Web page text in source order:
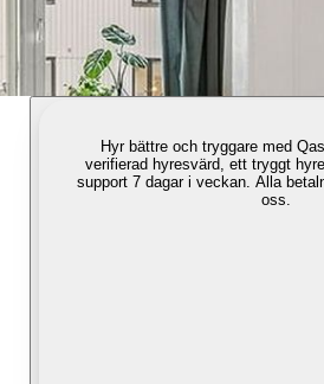
Hyr bättre och tryggare med
verifierad hyresvärd, ett tryggt
support 7 dagar i veckan. Alla
oss.